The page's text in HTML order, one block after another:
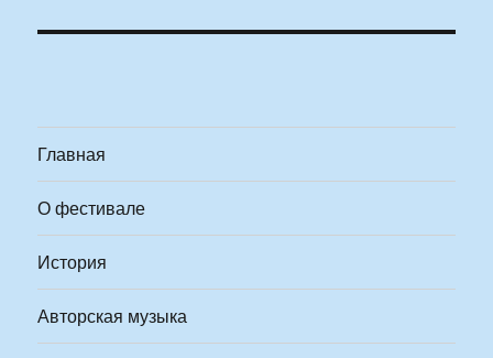
Главная
О фестивале
История
Авторская музыка